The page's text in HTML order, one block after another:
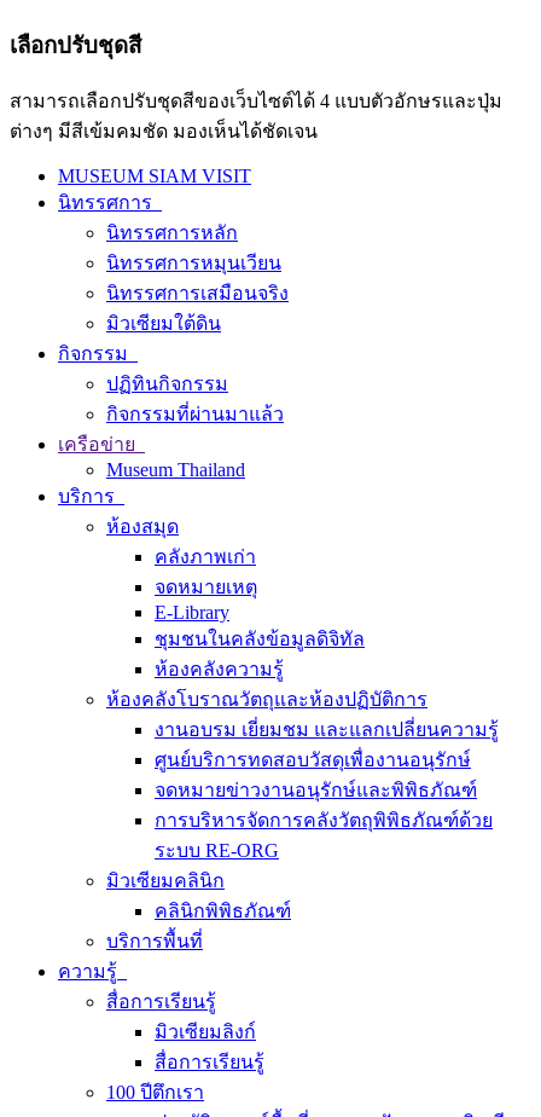
เลือกปรับชุดสี
สามารถเลือกปรับชุดสีของเว็บไซต์ได้ 4 แบบตัวอักษรและปุ่ม
ต่างๆ มีสีเข้มคมชัด มองเห็นได้ชัดเจน
MUSEUM SIAM VISIT
นิทรรศการ
นิทรรศการหลัก
นิทรรศการหมุนเวียน
นิทรรศการเสมือนจริง
มิวเซียมใต้ดิน
กิจกรรม
ปฏิทินกิจกรรม
กิจกรรมที่ผ่านมาแล้ว
เครือข่าย
Museum Thailand
บริการ
ห้องสมุด
คลังภาพเก่า
จดหมายเหตุ
E-Library
ชุมชนในคลังข้อมูลดิจิทัล
ห้องคลังความรู้
ห้องคลังโบราณวัตถุและห้องปฏิบัติการ
งานอบรม เยี่ยมชม และแลกเปลี่ยนความรู้
ศูนย์บริการทดสอบวัสดุเพื่องานอนุรักษ์
จดหมายข่าวงานอนุรักษ์และพิพิธภัณฑ์
การบริหารจัดการคลังวัตถุพิพิธภัณฑ์ด้วย
ระบบ RE-ORG
มิวเซียมคลินิก
คลินิกพิพิธภัณฑ์
บริการพื้นที่
ความรู้
สื่อการเรียนรู้
มิวเซียมลิงก์
สื่อการเรียนรู้
100 ปีตึกเรา